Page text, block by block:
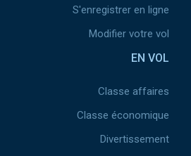
S'enregistrer en ligne
Modifier votre vol
EN VOL
Classe affaires
Classe économique
Divertissement